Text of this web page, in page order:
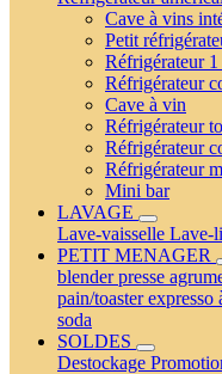
Cave à vins
Petit
Réfrigérateur
Réfrigérateur
Cave à vin
Réfrigérateur
Réfrigérateur
Réfrigérateur
Mini bar
LAVAGE
Lave-vaisselle Lave-
PETIT MENAGER
blenderpresse
pain/toasterexpresso
soda
SOLDES
Destockage